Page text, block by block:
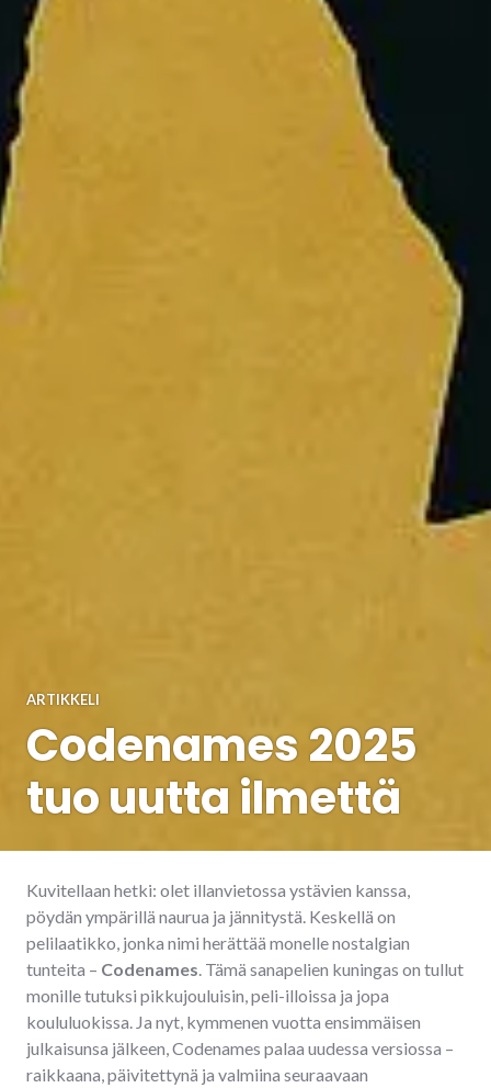
ARTIKKELI
Codenames 2025
tuo uutta ilmettä
Kuvitellaan hetki: olet illanvietossa ystävien kanssa,
pöydän ympärillä naurua ja jännitystä. Keskellä on
pelilaatikko, jonka nimi herättää monelle nostalgian
tunteita – Codenames . Tämä sanapelien kuningas on tullut
monille tutuksi pikkujouluisin, peli-illoissa ja jopa
koululuokissa. Ja nyt, kymmenen vuotta ensimmäisen
julkaisunsa jälkeen, Codenames palaa uudessa versiossa –
raikkaana, päivitettynä ja valmiina seuraavaan